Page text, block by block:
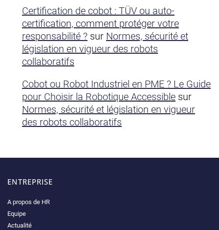
Certification de cobot : TÜV ou auto-
certification, comment protéger votre
responsabilité ? sur Normes, sécurité et
législation en vigueur des robots
collaboratifs
Cobot ou Robot Industriel en PME ? Le Guide
pour Choisir la Robotique Accessible sur
Normes, sécurité et législation en vigueur
des robots collaboratifs
ENTREPRISE
A propos de HR
Equipe
Actualité